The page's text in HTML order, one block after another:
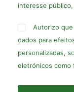
interesse
Autorizo
dados para
personalizadas,
eletrónicos como